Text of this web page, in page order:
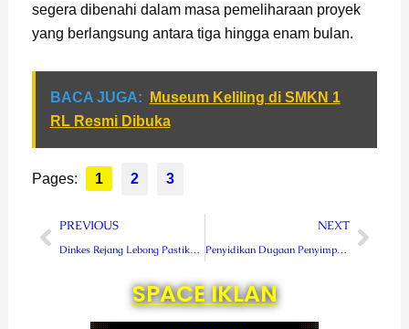
segera dibenahi dalam masa pemeliharaan proyek
yang berlangsung antara tiga hingga enam bulan.
BACA JUGA:
Museum Keliling di SMKN 1
RL Resmi Dibuka
Pages: 1 2 3
Prev
PREVIOUS
Dinkes Rejang Lebong Pastikan 21 Puskesmas Tetap Beroperasi Selama Ramadhan dan Lebaran
NEXT
Penyidikan Dugaan Penyimpangan Anggaran PDAM 2023–2024 Bergulir, Mantan Direktur Diperiksa
Next
SPACE IKLAN